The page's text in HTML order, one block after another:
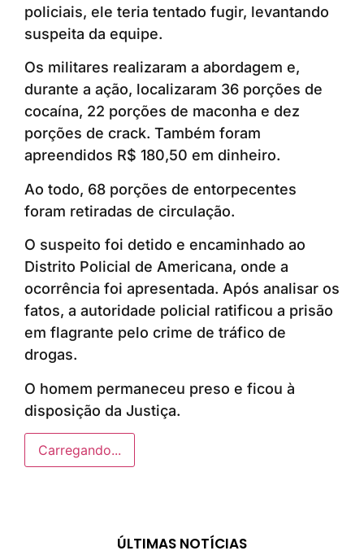
ÚLTIMAS NOTÍCIAS
policiais, ele teria tentado fugir, levantando
suspeita da equipe.
Os militares realizaram a abordagem e,
durante a ação, localizaram 36 porções de
cocaína, 22 porções de maconha e dez
porções de crack. Também foram
apreendidos R$ 180,50 em dinheiro.
Ao todo, 68 porções de entorpecentes
foram retiradas de circulação.
O suspeito foi detido e encaminhado ao
Distrito Policial de Americana, onde a
ocorrência foi apresentada. Após analisar os
fatos, a autoridade policial ratificou a prisão
em flagrante pelo crime de tráfico de
drogas.
O homem permaneceu preso e ficou à
disposição da Justiça.
Carregando...